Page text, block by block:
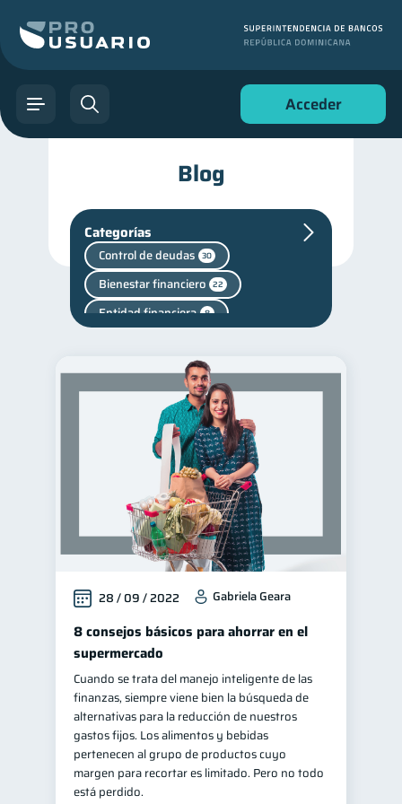
Acceder
Blog
Categorías
Control de deudas 30
Bienestar financiero 22
Entidad financiera 8
Cuenta Abandonada 2
Cuenta Inactiva 1
Finanzas personales 44
Manejo de deudas 31
Educación financiera 31
Finanzas para jóvenes 30
Finanzas familiares 25
Inclusión financiera 22
Finanzas para mujeres 20
Seguridad financiera
Salud financiera 12
Productos financieros 11
Organización Financiera 10
Deudas 10 Préstamos 8
28 / 09 / 2022 Gabriela Geara
8 consejos básicos para ahorrar en el
supermercado
Cuando se trata del manejo inteligente de las
finanzas, siempre viene bien la búsqueda de
alternativas para la reducción de nuestros
gastos fijos. Los alimentos y bebidas
pertenecen al grupo de productos cuyo
margen para recortar es limitado. Pero no todo
está perdido.